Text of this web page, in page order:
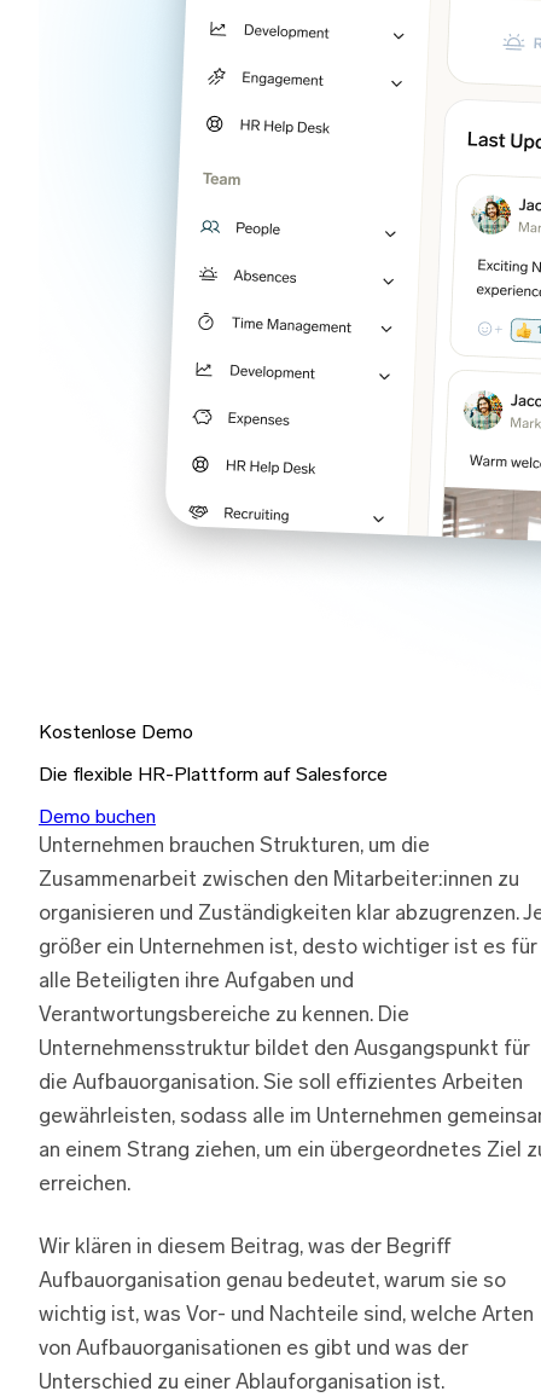
Kostenlose Demo
Die flexible HR-Plattform auf Salesforce
Demo buchen
Unternehmen brauchen Strukturen, um die
Zusammenarbeit zwischen den Mitarbeiter:innen zu
organisieren und Zuständigkeiten klar abzugrenzen.
größer ein Unternehmen ist, desto wichtiger ist es für
alle Beteiligten ihre Aufgaben und
Verantwortungsbereiche zu kennen. Die
Unternehmensstruktur bildet den Ausgangspunkt für
die Aufbauorganisation. Sie soll effizientes Arbeiten
gewährleisten, sodass alle im Unternehmen
an einem Strang ziehen, um ein übergeordnetes Ziel
erreichen.
Wir klären in diesem Beitrag, was der Begriff
Aufbauorganisation genau bedeutet, warum sie so
wichtig ist, was Vor- und Nachteile sind, welche Arten
von Aufbauorganisationen es gibt und was der
Unterschied zu einer Ablauforganisation ist.